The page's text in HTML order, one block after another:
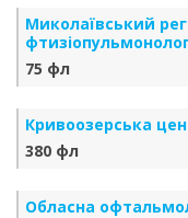
Миколаївський
75 фл
Кривоозерська
380 фл
Обласна